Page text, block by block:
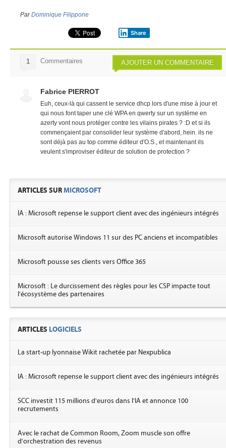
ParDominique Filippone
Share
AJOUTER UN COMMENTAIRE
1 Commentaires
Fabrice PIERROT
Euh, ceux-là qui cassent le service dhcp lors d'une mise à jour et
qui nous font taper une clé WPA en qwerty sur un système en
azerty vont nous protéger contre les vilains pirates ? :D et si ils
commençaient par consolider leur système d'abord, hein. ils ne
sont déjà pas au top comme éditeur d'O.S., et maintenant ils
veulent s'improviser éditeur de solution de protection ?
ARTICLES SURMICROSOFT
IA : Microsoft repense le support client avec des ingénieurs intégrés
Microsoft autorise Windows 11 sur des PC anciens et incompatibles
Microsoft pousse ses clients vers Office 365
Microsoft : Le durcissement des règles pour les CSP impacte tout
l'écosystème des partenaires
ARTICLES LOGICIELS
La start-up lyonnaise Wikit rachetée par Nexpublica
IA : Microsoft repense le support client avec des ingénieurs intégrés
SCC investit 115 millions d'euros dans l'IA et annonce 100
recrutements
Avec le rachat de Common Room, Zoom muscle son offre
d'orchestration des revenus